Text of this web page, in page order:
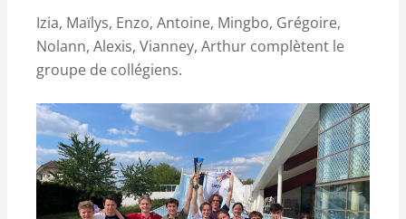
Izia, Maïlys, Enzo, Antoine, Mingbo, Grégoire,
Nolann, Alexis, Vianney, Arthur complètent le
groupe de collégiens.